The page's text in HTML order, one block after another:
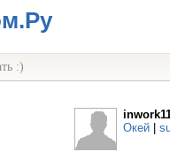
:)
Окей